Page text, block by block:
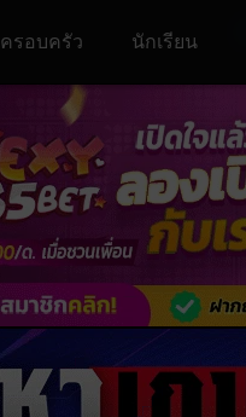
ครอบครัว นักเรียน